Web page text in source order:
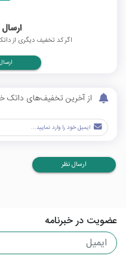
اگر کد تخفیف دیگری از
از آخرین تخفیف‌های داتک
ارسال نظر
عضویت در خبرنامه